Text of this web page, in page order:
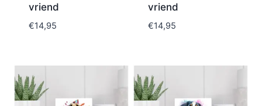
vriend
€14,95
vriend
€14,95